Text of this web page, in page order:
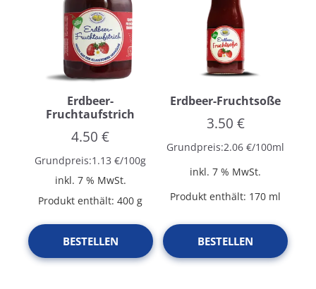
Erdbeer-
Fruchtaufstrich
4.50€
Grundpreis:1.13€/100g
inkl. 7 % MwSt.
Produkt enthält: 400g
BESTELLEN
Erdbeer-Fruchtsoße
3.50 €
Grundpreis:2.06€/100ml
inkl. 7 % MwSt.
Produkt enthält: 170 ml
BESTELLEN